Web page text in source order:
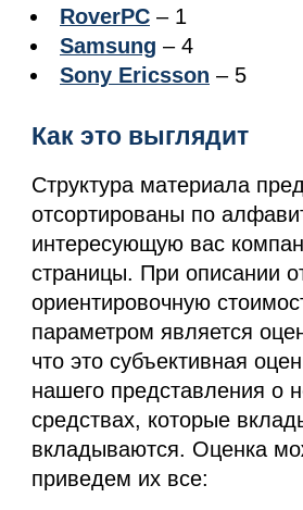
RoverPC – 1
Samsung – 4
Sony Ericsson – 5
Как это выглядит
Структура материала
отсортированы по
интересующую вас
страницы. При описании
ориентировочную
параметром является
что это субъективная
нашего представления о
средствах, которые
вкладываются. Оценка
приведем их все: